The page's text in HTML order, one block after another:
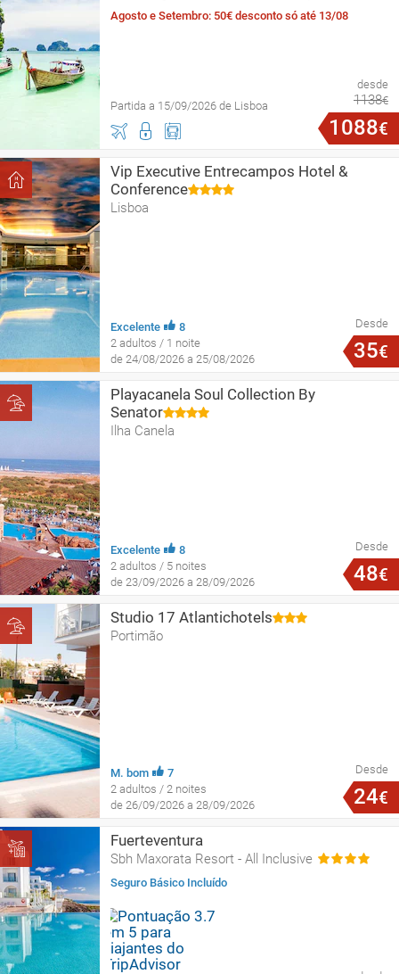
Agosto e Setembro: 50€ desconto só até 13/08
Partida a 15/09/2026 de Lisboa
desde
1138€
1088€
Vip Executive Entrecampos Hotel &
Conference
Lisboa
Excelente
8
2 adultos / 1 noite
de 24/08/2026 a 25/08/2026
Desde
35€
Playacanela Soul Collection By
Senator
Ilha Canela
Excelente
8
2 adultos / 5 noites
de 23/09/2026 a 28/09/2026
Desde
48€
Studio 17 Atlantichotels
Portimão
M. bom
7
2 adultos / 2 noites
de 26/09/2026 a 28/09/2026
Desde
24€
Fuerteventura
Sbh Maxorata Resort - All Inclusive
Seguro Básico Incluído